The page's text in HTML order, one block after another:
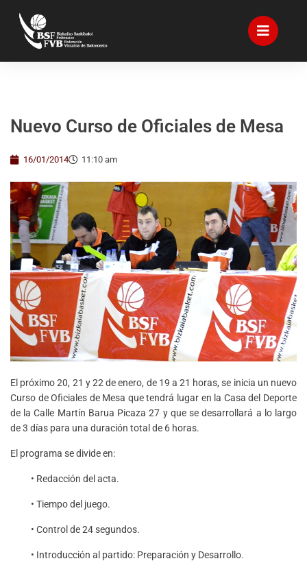
Nuevo Curso de Oficiales de Mesa
16/01/2014 11:10 am
El próximo 20, 21 y 22 de enero, de 19 a 21 horas, se inicia un nuevo
Curso de Oficiales de Mesa que tendrá lugar en la Casa del Deporte
de la Calle Martín Barua Picaza 27 y que se desarrollará a lo largo
de 3 días para una duración total de 6 horas.
El programa se divide en:
• Redacción del acta.
• Tiempo del juego.
• Control de 24 segundos.
• Introducción al partido: Preparación y Desarrollo.